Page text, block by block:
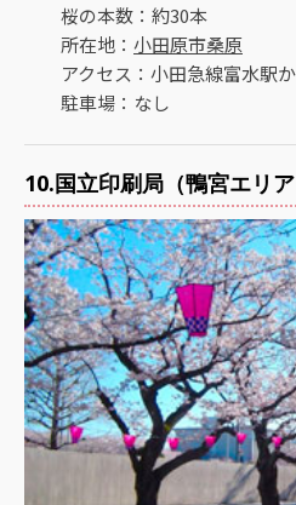
桜の本数：約30本
所在地： 小田原市桑原
アクセス：小田急線富水駅
駐車場：なし
10.国立印刷局（鴨宮エリア